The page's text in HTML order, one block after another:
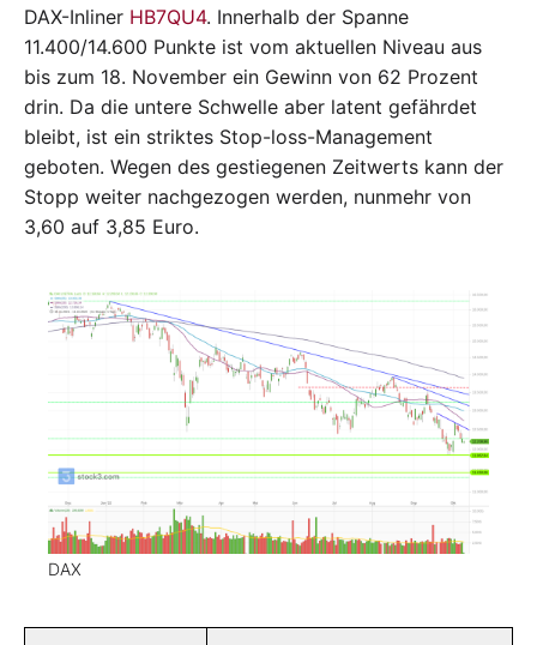
DAX-Inliner HB7QU4. Innerhalb der Spanne
11.400/14.600 Punkte ist vom aktuellen Niveau aus
bis zum 18. November ein Gewinn von 62 Prozent
drin. Da die untere Schwelle aber latent gefährdet
bleibt, ist ein striktes Stop-loss-Management
geboten. Wegen des gestiegenen Zeitwerts kann der
Stopp weiter nachgezogen werden, nunmehr von
3,60 auf 3,85 Euro.
DAX